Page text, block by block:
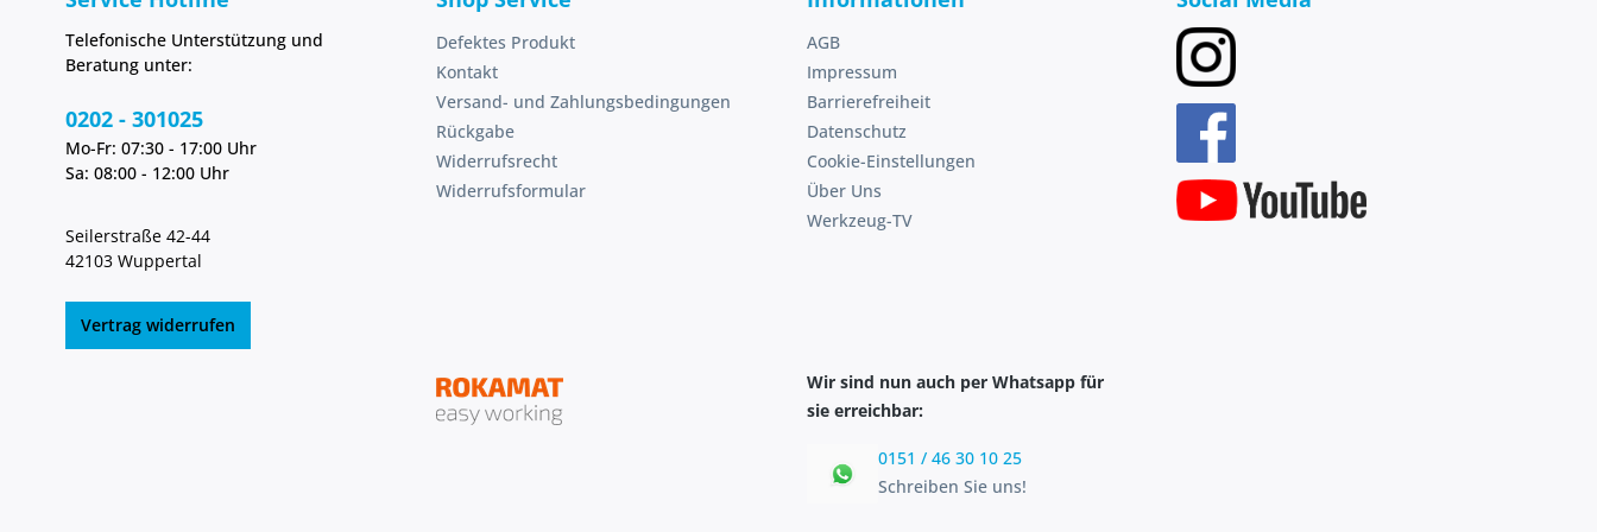
Telefonische Unterstützung und
Beratung unter:
0202 - 301025
Mo-Fr: 07:30 - 17:00 Uhr
Sa: 08:00 - 12:00 Uhr
Seilerstraße 42-44
42103 Wuppertal
Vertrag widerrufen
Defektes Produkt
Kontakt
Versand- und Zahlungsbedingungen
Rückgabe
Widerrufsrecht
Widerrufsformular
AGB
Impressum
Barrierefreiheit
Datenschutz
Cookie-Einstellungen
Über Uns
Werkzeug-TV
Wir sind nun auch per Whatsapp für
sie erreichbar:
0151 / 46 30 10 25
Schreiben Sie uns!